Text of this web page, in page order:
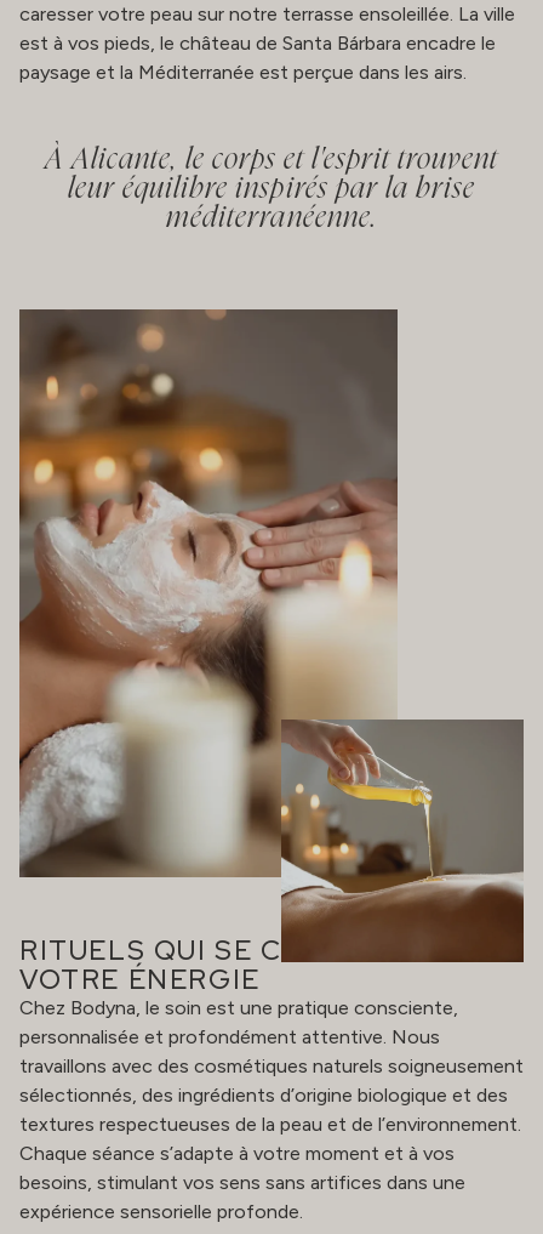
caresser votre peau sur notre terrasse ensoleillée. La ville
est à vos pieds, le château de Santa Bárbara encadre le
paysage et la Méditerranée est perçue dans les airs.
À Alicante, le corps et l'esprit trouvent
leur équilibre inspirés par la brise
méditerranéenne.
RITUELS QUI SE CONNECTENT À
VOTRE ÉNERGIE
Chez Bodyna, le soin est une pratique consciente,
personnalisée et profondément attentive. Nous
travaillons avec des cosmétiques naturels soigneusement
sélectionnés, des ingrédients d’origine biologique et des
textures respectueuses de la peau et de l’environnement.
Chaque séance s’adapte à votre moment et à vos
besoins, stimulant vos sens sans artifices dans une
expérience sensorielle profonde.